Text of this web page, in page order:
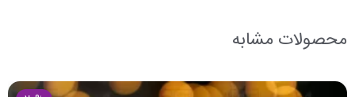
محصولات مشابه